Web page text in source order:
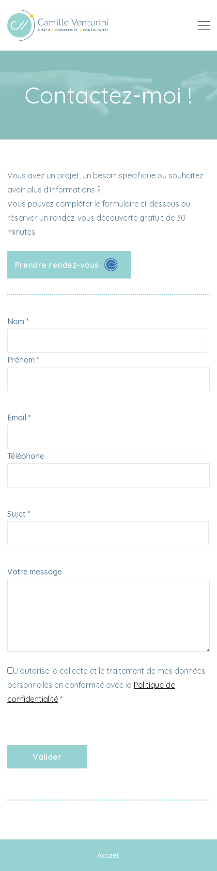
Camille Venturini
Contactez-moi !
Vous avez un projet, un besoin spécifique ou souhaitez
avoir plus d’informations ?
Vous pouvez compléter le formulaire ci-dessous ou
réserver un rendez-vous découverte gratuit de 30
minutes.
Prendre rendez-vous
Nom *
Prénom *
Email *
Téléphone
Sujet *
Votre message
J'autorise la collecte et le traitement de mes données
personnelles en conformité avec la Politique de
confidentialité *
Accueil